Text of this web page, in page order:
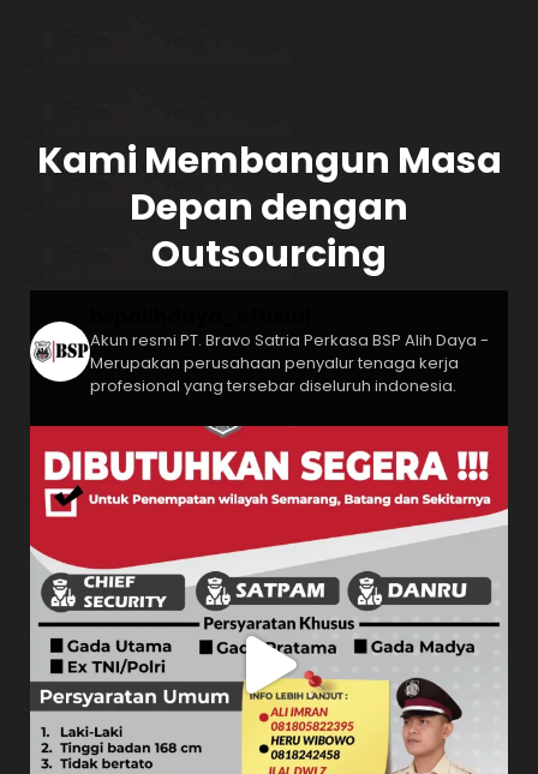
Kami Membangun Masa
Depan dengan
Outsourcing
Akun resmi PT. Bravo Satria Perkasa BSP Alih Daya -
Merupakan perusahaan penyalur tenaga kerja
profesional yang tersebar diseluruh indonesia.